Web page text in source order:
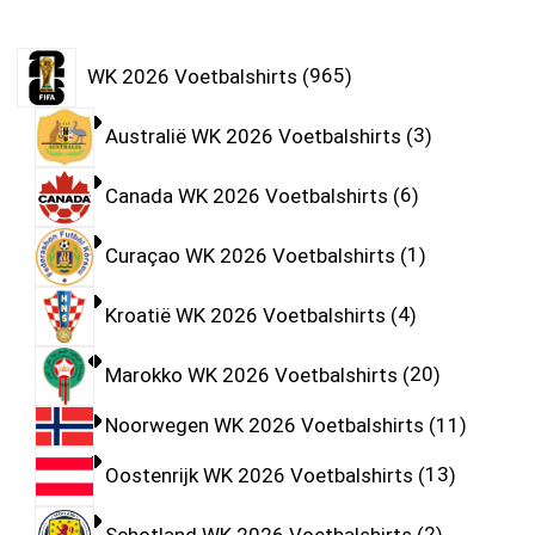
WK 2026 Voetbalshirts 965
Australië WK 2026 Voetbalshirts 3
Canada WK 2026 Voetbalshirts 6
Curaçao WK 2026 Voetbalshirts 1
Kroatië WK 2026 Voetbalshirts 4
Marokko WK 2026 Voetbalshirts 20
Noorwegen WK 2026 Voetbalshirts 11
Oostenrijk WK 2026 Voetbalshirts 13